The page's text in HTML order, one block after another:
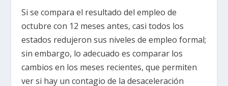
Si se compara el resultado del empleo de
octubre con 12 meses antes, casi todos los
estados redujeron sus niveles de empleo formal;
sin embargo, lo adecuado es comparar los
cambios en los meses recientes, que permiten
ver si hay un contagio de la desaceleración